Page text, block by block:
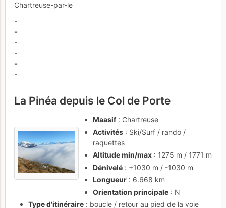
Chartreuse-par-le
*
*
*
*
*
*
La Pinéa depuis le Col de Porte
Maasif: Chartreuse
Activités : Ski/Surf / rando /
raquettes
Altitude min/max : 1275 m / 1771 m
Dénivelé : +1030 m / -1030 m
Longueur : 6.668 km
Orientation principale : N
Type d'itinéraire : boucle / retour au pied de la voie